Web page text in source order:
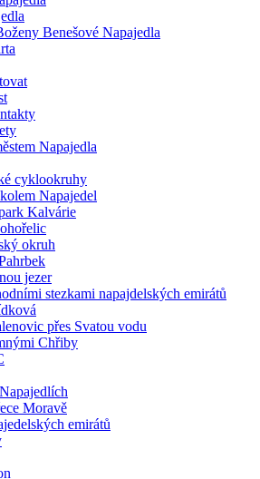
Benešové Napajedla
Napajedla
cyklookruhy
Napajedel
Kalvárie
okruh
jezer
stezkami napajdelských emirátů
přes Svatou vodu
Chřiby
Moravě
emirátů